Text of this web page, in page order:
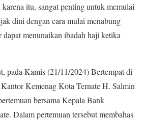
itu, sangat penting untuk memulai
dini dengan cara mulai menabung
menunaikan ibadah haji ketika
pada Kamis (21/11/2024) Bertempat di
Kemenag Kota Ternate H. Salmin
bersama Kepala Bank
Dalam pertemuan tersebut membahas